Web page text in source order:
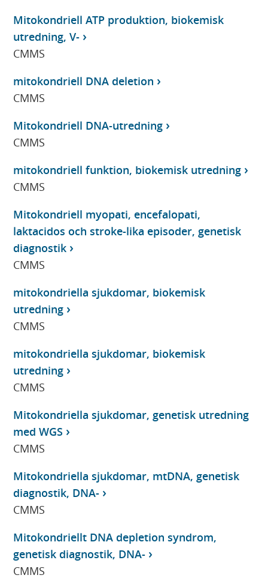
Mitokondriell ATP produktion, biokemisk
utredning, V-
CMMS
mitokondriell DNA deletion
CMMS
Mitokondriell DNA-utredning
CMMS
mitokondriell funktion, biokemisk utredning
CMMS
Mitokondriell myopati, encefalopati,
laktacidos och stroke-lika episoder, genetisk
diagnostik
CMMS
mitokondriella sjukdomar, biokemisk
utredning
CMMS
mitokondriella sjukdomar, biokemisk
utredning
CMMS
Mitokondriella sjukdomar, genetisk utredning
med WGS
CMMS
Mitokondriella sjukdomar, mtDNA, genetisk
diagnostik, DNA-
CMMS
Mitokondriellt DNA depletion syndrom,
genetisk diagnostik, DNA-
CMMS